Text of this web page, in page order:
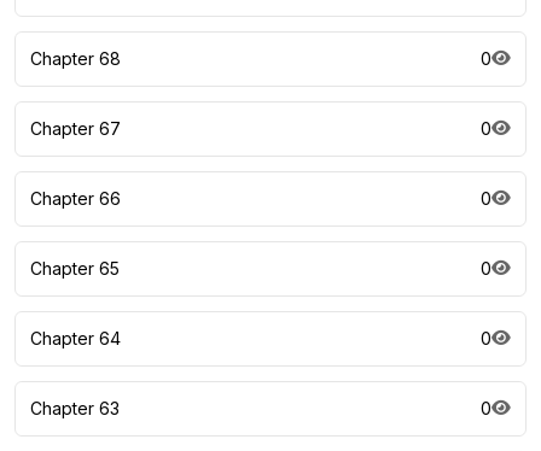
Chapter 68 0
Chapter 67 0
Chapter 66 0
Chapter 65 0
Chapter 64 0
Chapter 63 0